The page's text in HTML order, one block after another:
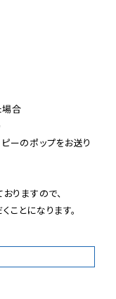
場合
ーのポップをお送り
りますので、
ことになります。